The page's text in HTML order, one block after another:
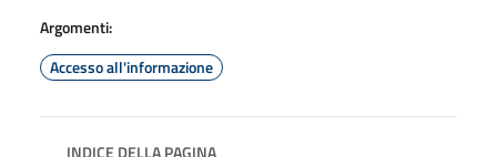
Argomenti:
Accesso all'informazione
INDICE DELLA PAGINA